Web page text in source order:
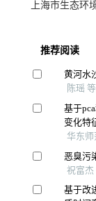
上海市生态环